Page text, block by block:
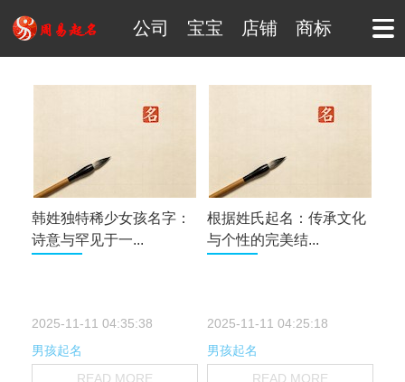
公司 宝宝 店铺 商标
韩姓独特稀少女孩名字：
诗意与罕见于一...
2025-11-11 04:35:38
男孩起名
READ MORE
根据姓氏起名：传承文化
与个性的完美结...
2025-11-11 04:25:18
男孩起名
READ MORE